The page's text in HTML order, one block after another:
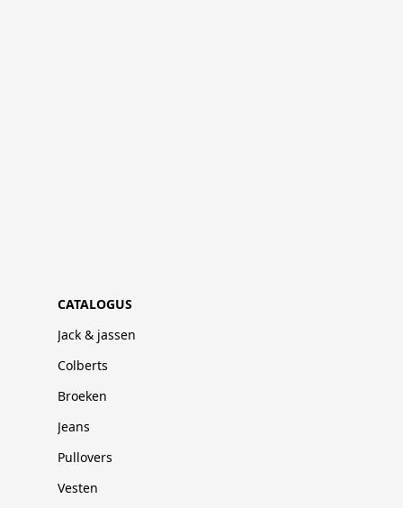
CATALOGUS
Jack & jassen
Colberts
Broeken
Jeans
Pullovers
Vesten